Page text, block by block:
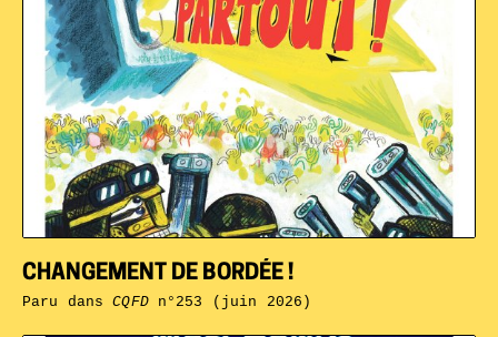
CHANGEMENT DE BORDÉE !
Paru dansCQFDn°253 (juin 2026)